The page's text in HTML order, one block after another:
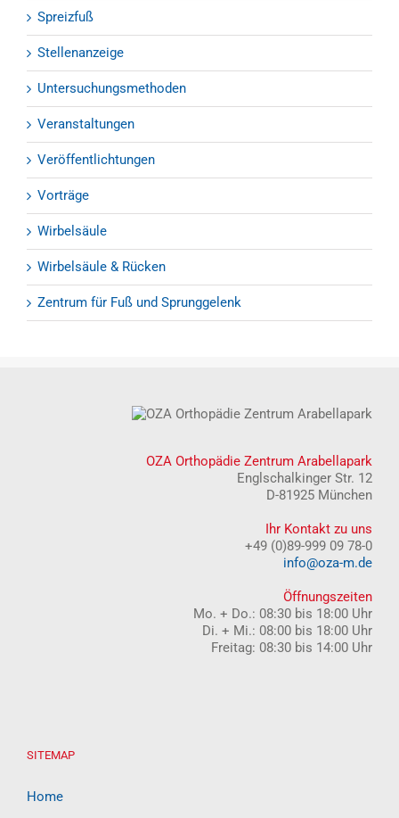
Spreizfuß
Stellenanzeige
Untersuchungsmethoden
Veranstaltungen
Veröffentlichtungen
Vorträge
Wirbelsäule
Wirbelsäule & Rücken
Zentrum für Fuß und Sprunggelenk
OZA Orthopädie Zentrum Arabellapark
Englschalkinger Str. 12
D-81925 München
Ihr Kontakt zu uns
+49 (0)89-999 09 78-0
info@oza-m.de
Öffnungszeiten
Mo. + Do.: 08:30 bis 18:00 Uhr
Di. + Mi.: 08:00 bis 18:00 Uhr
Freitag: 08:30 bis 14:00 Uhr
SITEMAP
Home